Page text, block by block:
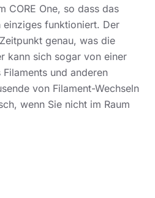
CORE One, so dass das
einziges funktioniert. Der
genau, was die
kann sich sogar von einer
und anderen
von Filament-Wechseln
wenn Sie nicht im Raum